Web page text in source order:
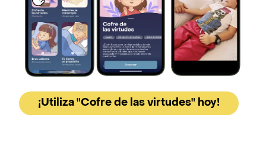
¡Utiliza "Cofre de las virtudes" hoy!